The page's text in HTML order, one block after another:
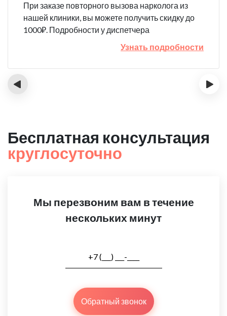
При заказе повторного вызова нарколога из
нашей клиники, вы можете получить скидку до
1000₽. Подробности у диспетчера
Узнать подробности
‹ ›
Бесплатная консультация
круглосуточно
Мы перезвоним вам в течение
нескольких минут
Обратный звонок